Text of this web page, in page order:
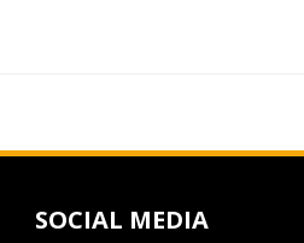
SOCIAL MEDIA